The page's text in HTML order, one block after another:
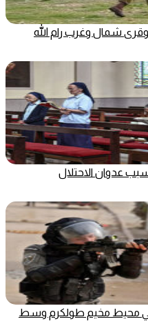
شمال وغرب رام الله
عدوان الاحتلال
في محيط مخيم طولكرم وسط